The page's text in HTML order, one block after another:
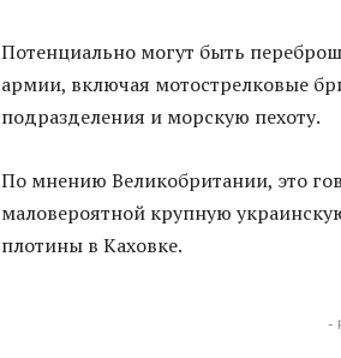
Потенциально могут быть
армии, включая мотострелковые
подразделения и морскую пехоту.
По мнению Великобритании, это
маловероятной крупную
плотины в Каховке.
-